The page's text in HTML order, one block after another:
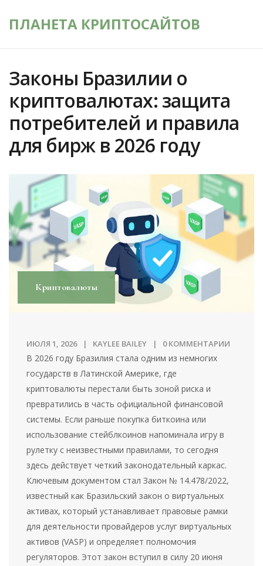
ПЛАНЕТА КРИПТОСАЙТОВ
Законы Бразилии о
криптовалютах: защита
потребителей и правила
для бирж в 2026 году
Криптовалюты
ИЮЛЯ 1, 2026 KAYLEE BAILEY 0 КОММЕНТАРИИ
В 2026 году Бразилия стала одним из немногих
государств в Латинской Америке, где
криптовалюты перестали быть зоной риска и
превратились в часть официальной финансовой
системы. Если раньше покупка биткоина или
использование стейблкоинов напоминала игру в
рулетку с неизвестными правилами, то сегодня
здесь действует четкий законодательный каркас.
Ключевым документом стал Закон № 14.478/2022,
известный как Бразильский закон о виртуальных
активах, которыйустанавливает правовые рамки
для деятельности провайдеров услуг виртуальных
активов (VASP) и определяет полномочия
регуляторов. Этот закон вступил в силу 20 июня